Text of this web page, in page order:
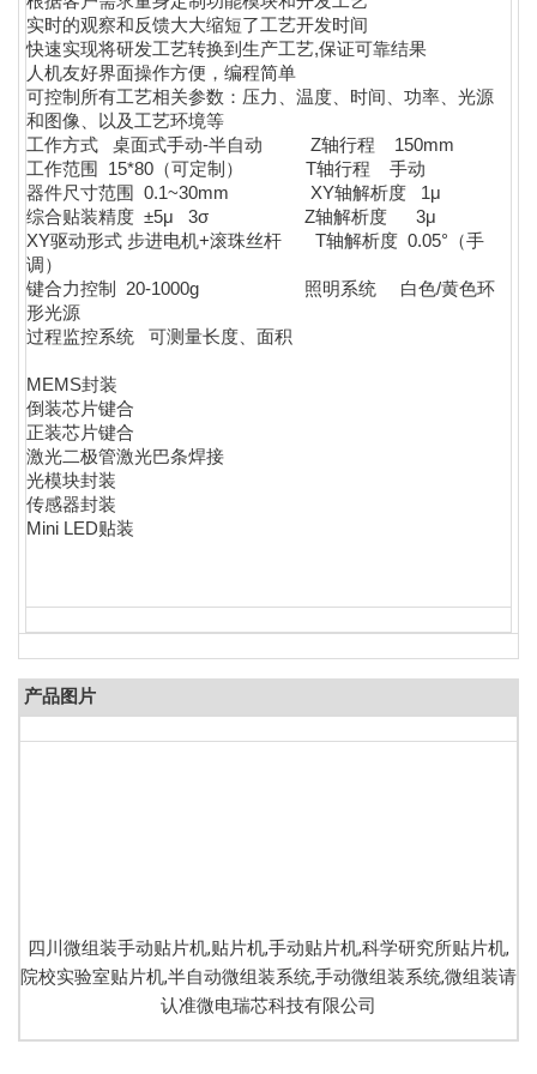
实时的观察和反馈大大缩短了工艺开发时间
快速实现将研发工艺转换到生产工艺,保证可靠结果
人机友好界面操作方便，编程简单
可控制所有工艺相关参数：压力、温度、时间、功率、光源
和图像、以及工艺环境等
工作方式 桌面式手动-半自动 Z轴行程 150mm
工作范围 15*80（可定制） T轴行程 手动
器件尺寸范围 0.1~30mm XY轴解析度 1μ
综合贴装精度 ±5μ 3σ Z轴解析度 3μ
XY驱动形式 步进电机+滚珠丝杆 T轴解析度 0.05°（手
调）
键合力控制 20-1000g 照明系统 白色/黄色环
形光源
过程监控系统 可测量长度、面积
MEMS封装
倒装芯片键合
正装芯片键合
激光二极管激光巴条焊接
光模块封装
传感器封装
Mini LED贴装
产品图片
四川微组装手动贴片机,贴片机,手动贴片机,科学研究所贴片机,
院校实验室贴片机,半自动微组装系统,手动微组装系统,微组装请
认准微电瑞芯科技有限公司